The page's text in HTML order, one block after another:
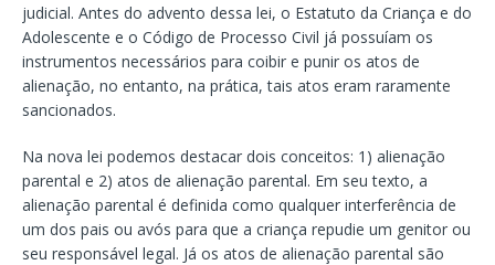
judicial. Antes do advento dessa lei, o Estatuto da Criança e do
Adolescente e o Código de Processo Civil já possuíam os
instrumentos necessários para coibir e punir os atos de
alienação, no entanto, na prática, tais atos eram raramente
sancionados.
Na nova lei podemos destacar dois conceitos: 1) alienação
parental e 2) atos de alienação parental. Em seu texto, a
alienação parental é definida como qualquer interferência de
um dos pais ou avós para que a criança repudie um genitor ou
seu responsável legal. Já os atos de alienação parental são